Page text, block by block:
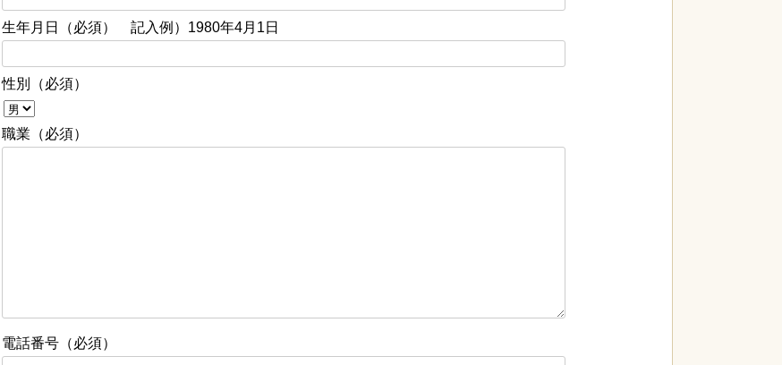
生年月日（必須） 記入例）1980年4月1日
性別（必須）
職業（必須）
電話番号（必須）